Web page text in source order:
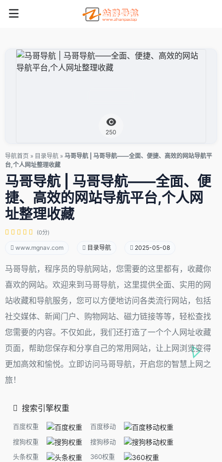
250
导航首页 » 目录导航 » 马哥导航 | 马哥导航——全面、便捷、高效的网站导航平
台,个人网址整理收藏
马哥导航 | 马哥导航——全面、便
捷、高效的网站导航平台,个人网
址整理收藏
(0分)
www.mgnav.com 目录导航 2025-05-08
马哥导航，程序员的导航网站，您需要的这里都有，收藏你
喜欢的网站。欢迎来到马哥导航，这里提供全面、实用的网
站收藏和导航服务，您可以方便地访问各类流行网站，包括
社交媒体、新闻门户、购物网站、磁力链接等等，轻松查找
您需要的内容。不仅如此，我们还打造了一个个人网址收藏
页面，帮助您保存和分享自己的常用网站，让上网浏览变得
更加高效和愉悦。立即访问马哥导航，开启您的智慧上网之
旅！
搜索引擎权重
百度权重
百度移动
搜狗权重
搜狗移动
头条权重
360权重